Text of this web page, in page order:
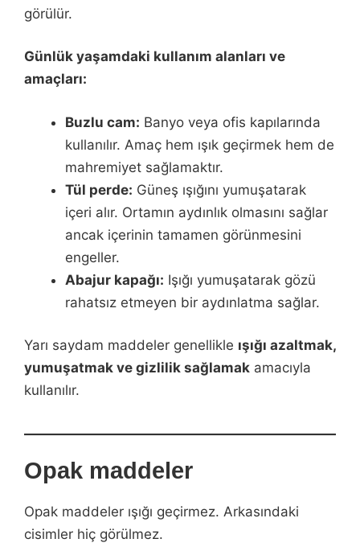
görülür.
Günlük yaşamdaki kullanım alanları ve
amaçları:
Buzlu cam: Banyo veya ofis kapılarında
kullanılır. Amaç hem ışık geçirmek hem de
mahremiyet sağlamaktır.
Tül perde: Güneş ışığını yumuşatarak
içeri alır. Ortamın aydınlık olmasını sağlar
ancak içerinin tamamen görünmesini
engeller.
Abajur kapağı: Işığı yumuşatarak gözü
rahatsız etmeyen bir aydınlatma sağlar.
Yarı saydam maddeler genellikle ışığı azaltmak,
yumuşatmak ve gizlilik sağlamak amacıyla
kullanılır.
Opak maddeler
Opak maddeler ışığı geçirmez. Arkasındaki
cisimler hiç görülmez.